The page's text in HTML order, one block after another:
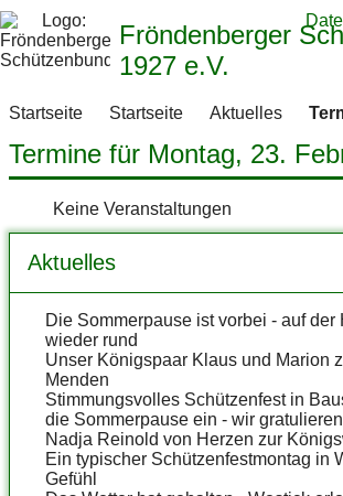
Fröndenberger
1927 e.V.
Startseite Startseite Aktuelles
Termine für Montag, 23.
Keine Veranstaltungen
Aktuelles
Die Sommerpause ist vorbei - auf der
wieder rund
Unser Königspaar Klaus und Marion
Menden
Stimmungsvolles Schützenfest in
die Sommerpause ein - wir
Nadja Reinold von Herzen zur
Ein typischer Schützenfestmontag in
Gefühl